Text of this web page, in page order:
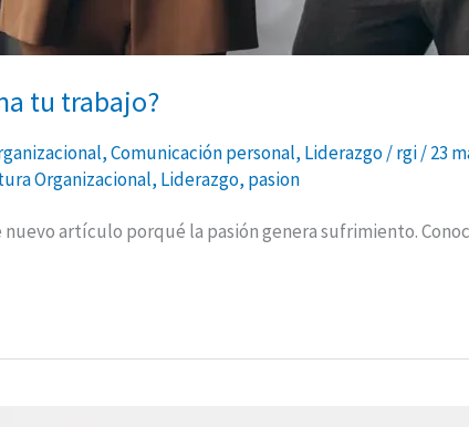
tu trabajo?
,Comunicación personal, Liderazgo/rgi/23
Organizacional, Liderazgo, pasion
nuevo artículo porqué la pasión genera sufrimiento.